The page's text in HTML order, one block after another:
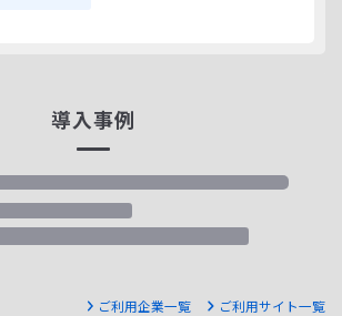
導入事例
ご利用企業一覧 ご利用サイト一覧